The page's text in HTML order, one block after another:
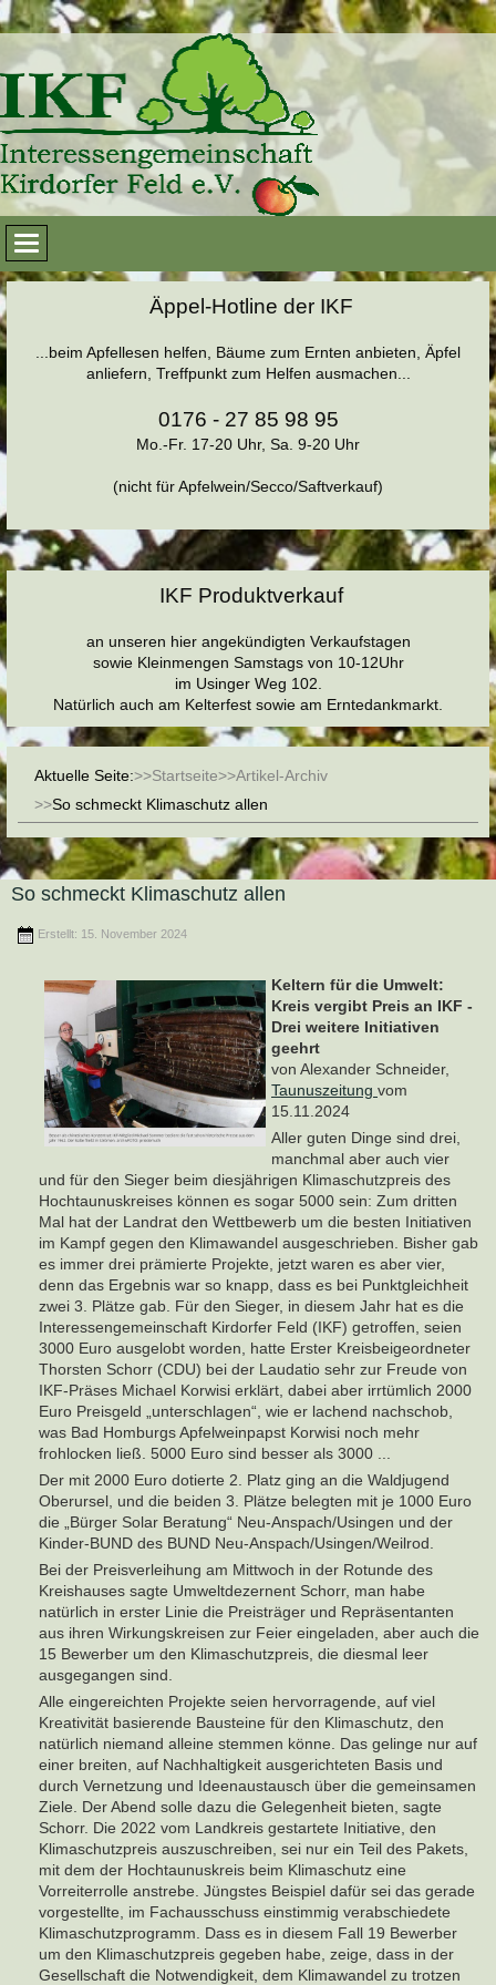
Äppel-Hotline der IKF
...beim Apfellesen helfen, Bäume zum Ernten anbieten, Äpfel
anliefern, Treffpunkt zum Helfen ausmachen...
0176 - 27 85 98 95
Mo.-Fr. 17-20 Uhr, Sa. 9-20 Uhr
(nicht für Apfelwein/Secco/Saftverkauf)
IKF Produktverkauf
an unseren hier angekündigten Verkaufstagen
sowie Kleinmengen Samstags von 10-12Uhr
im Usinger Weg 102.
Natürlich auch am Kelterfest sowie am Erntedankmarkt.
Aktuelle Seite: Startseite
Artikel-Archiv
So schmeckt Klimaschutz allen
So schmeckt Klimaschutz allen
Erstellt: 15. November 2024
Keltern für die Umwelt:
Kreis vergibt Preis an IKF -
Drei weitere Initiativen
geehrt
von Alexander Schneider,
Taunuszeitung vom
15.11.2024
Aller guten Dinge sind drei,
manchmal aber auch vier
und für den Sieger beim diesjährigen Klimaschutzpreis des
Hochtaunuskreises können es sogar 5000 sein: Zum dritten
Mal hat der Landrat den Wettbewerb um die besten Initiativen
im Kampf gegen den Klimawandel ausgeschrieben. Bisher gab
es immer drei prämierte Projekte, jetzt waren es aber vier,
denn das Ergebnis war so knapp, dass es bei Punktgleichheit
zwei 3. Plätze gab. Für den Sieger, in diesem Jahr hat es die
Interessengemeinschaft Kirdorfer Feld (IKF) getroffen, seien
3000 Euro ausgelobt worden, hatte Erster Kreisbeigeordneter
Thorsten Schorr (CDU) bei der Laudatio sehr zur Freude von
IKF-Präses Michael Korwisi erklärt, dabei aber irrtümlich 2000
Euro Preisgeld „unterschlagen“, wie er lachend nachschob,
was Bad Homburgs Apfelweinpapst Korwisi noch mehr
frohlocken ließ. 5000 Euro sind besser als 3000 ...
Der mit 2000 Euro dotierte 2. Platz ging an die Waldjugend
Oberursel, und die beiden 3. Plätze belegten mit je 1000 Euro
die „Bürger Solar Beratung“ Neu-Anspach/Usingen und der
Kinder-BUND des BUND Neu-Anspach/Usingen/Weilrod.
Bei der Preisverleihung am Mittwoch in der Rotunde des
Kreishauses sagte Umweltdezernent Schorr, man habe
natürlich in erster Linie die Preisträger und Repräsentanten
aus ihren Wirkungskreisen zur Feier eingeladen, aber auch die
15 Bewerber um den Klimaschutzpreis, die diesmal leer
ausgegangen sind.
Alle eingereichten Projekte seien hervorragende, auf viel
Kreativität basierende Bausteine für den Klimaschutz, den
natürlich niemand alleine stemmen könne. Das gelinge nur auf
einer breiten, auf Nachhaltigkeit ausgerichteten Basis und
durch Vernetzung und Ideenaustausch über die gemeinsamen
Ziele. Der Abend solle dazu die Gelegenheit bieten, sagte
Schorr. Die 2022 vom Landkreis gestartete Initiative, den
Klimaschutzpreis auszuschreiben, sei nur ein Teil des Pakets,
mit dem der Hochtaunuskreis beim Klimaschutz eine
Vorreiterrolle anstrebe. Jüngstes Beispiel dafür sei das gerade
vorgestellte, im Fachausschuss einstimmig verabschiedete
Klimaschutzprogramm. Dass es in diesem Fall 19 Bewerber
um den Klimaschutzpreis gegeben habe, zeige, dass in der
Gesellschaft die Notwendigkeit, dem Klimawandel zu trotzen